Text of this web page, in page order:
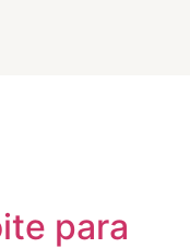
para